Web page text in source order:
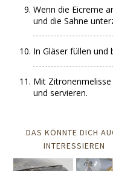
Wenn die Eicreme
und die Sahne
In Gläser füllen und
Mit
und servieren.
DAS KÖNNTE DICH
INTERESSIEREN